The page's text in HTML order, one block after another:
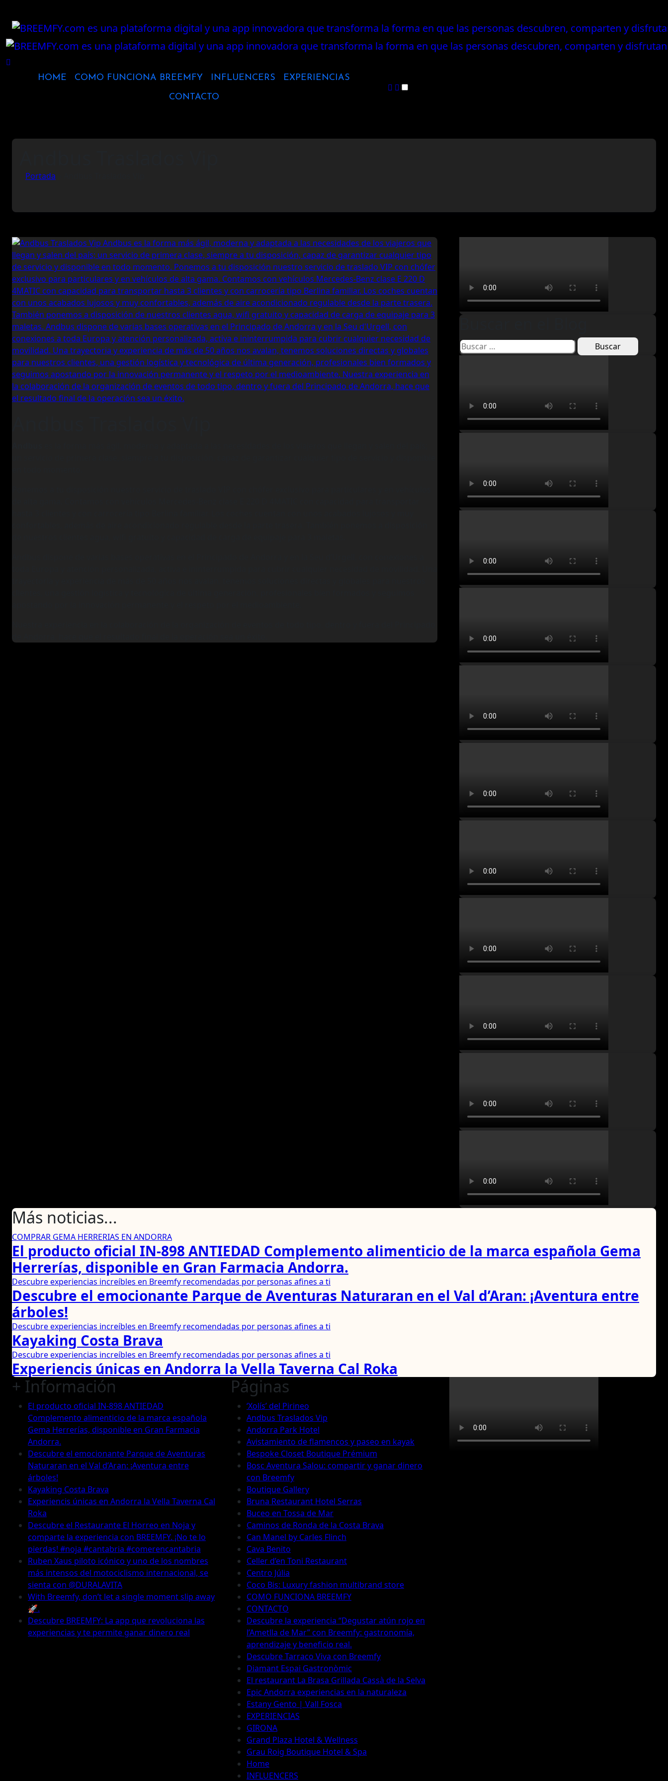
contenido
HOME COMO FUNCIONA BREEMFY INFLUENCERS EXPERIENCIAS
CONTACTO
Portada
Buscar en el Blog
Buscar:
Más noticias...
COMPRAR GEMA HERRERIAS EN ANDORRA
El producto oficial IN-898 ANTIEDAD Complemento alimenticio de la marca española Gema
Herrerías, disponible en Gran Farmacia Andorra.
Descubre experiencias increíbles en Breemfy recomendadas por personas afines a ti
Descubre el emocionante Parque de Aventuras Naturaran en el Val d’Aran: ¡Aventura entre
árboles!
Descubre experiencias increíbles en Breemfy recomendadas por personas afines a ti
Kayaking Costa Brava
Descubre experiencias increíbles en Breemfy recomendadas por personas afines a ti
Experiencis únicas en Andorra la Vella Taverna Cal Roka
+ Información
El producto oficial IN-898 ANTIEDAD
Complemento alimenticio de la marca española
Gema Herrerías, disponible en Gran Farmacia
Andorra.
Descubre el emocionante Parque de Aventuras
Naturaran en el Val d’Aran: ¡Aventura entre
árboles!
Kayaking Costa Brava
Experiencis únicas en Andorra la Vella Taverna Cal
Roka
Descubre el Restaurante El Horreo en Noja y
comparte la experiencia con BREEMFY. ¡No te lo
pierdas! #noja #cantabria #comerencantabria
Ruben Xaus piloto icónico y uno de los nombres
más intensos del motociclismo internacional, se
sienta con @DURALAVITA
With Breemfy, don’t let a single moment slip away
🚀.
Descubre BREEMFY: La app que revoluciona las
experiencias y te permite ganar dinero real
Páginas
‘Xolís’ del Pirineo
Andbus Traslados Vip
Andorra Park Hotel
Avistamiento de flamencos y paseo en kayak
Bespoke Closet Boutique Prémium
Bosc Aventura Salou: compartir y ganar dinero
con Breemfy
Boutique Gallery
Bruna Restaurant Hotel Serras
Buceo en Tossa de Mar
Caminos de Ronda de la Costa Brava
Can Manel by Carles Flinch
Cava Benito
Celler d’en Toni Restaurant
Centro Júlia
Coco Bis: Luxury fashion multibrand store
COMO FUNCIONA BREEMFY
CONTACTO
Descubre la experiencia “Degustar atún rojo en
l’Ametlla de Mar” con Breemfy: gastronomía,
aprendizaje y beneficio real.
Descubre Tarraco Viva con Breemfy
Diamant Espai Gastronòmic
El restaurant La Brasa Grillada Cassà de la Selva
Epic Andorra experiencias en la naturaleza
Estany Gento | Vall Fosca
EXPERIENCIAS
GIRONA
Grand Plaza Hotel & Wellness
Grau Roig Boutique Hotel & Spa
Home
INFLUENCERS